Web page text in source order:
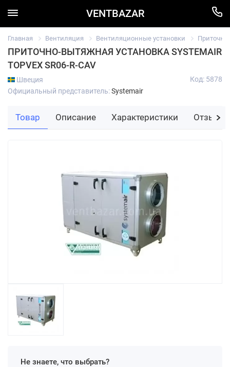
VENTBAZAR
Главная Вентиляция Вентиляционные установки
ПРИТОЧНО-ВЫТЯЖНАЯ УСТАНОВКА SYSTEMAIR
TOPVEX SR06-R-CAV
Швеция
Официальный представитель:Systemair
Код: 5878
Не знаете, что выбрать?
Товар Описание Характеристики Отзывы